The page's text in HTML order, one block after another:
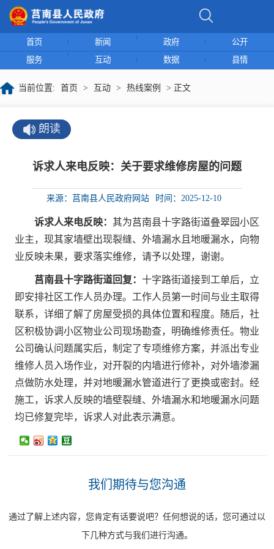
首页 新闻 政府
公开
服务
互动 数据 县情
当前位置: 首页 > 互动 > 热线案例 > 正文
朗读
诉求人来电反映：关于要求维修房屋的问题
来源：莒南县人民政府网站 时间：2025-12-10
诉求人来电反映： 其为莒南县十字路街道叠翠园小区
业主，现其家墙壁出现裂缝、外墙漏水且地暖漏水，向物
业反映未果，要求落实维修，请予以处理，谢谢。
莒南县十字路街道回复： 十字路街道接到工单后，立
即安排社区工作人员办理。工作人员第一时间与业主取得
联系，详细了解了房屋受损的具体位置和程度。随后，社
区积极协调小区物业公司现场勘查，明确维修责任。物业
公司确认问题属实后，制定了专项维修方案，并派出专业
维修人员入场作业，对开裂的内墙进行修补，对外墙渗漏
点做防水处理，并对地暖漏水管道进行了更换或密封。经
施工，诉求人反映的墙壁裂缝、外墙漏水和地暖漏水问题
均已修复完毕，诉求人对此表示满意。
我们期待与您沟通
通过了解上述内容，您肯定有话要说吧？任何想说的话，您可通过以
下几种方式与我们进行沟通。